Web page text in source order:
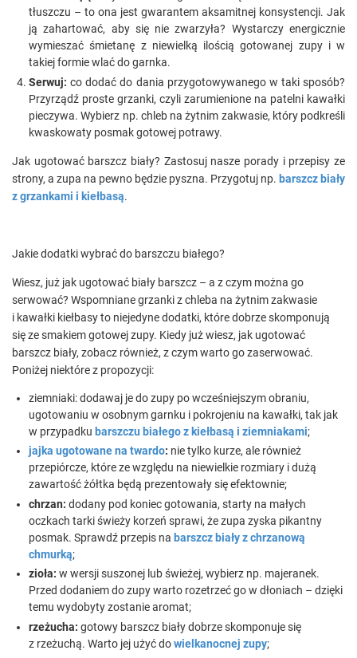
tłuszczu – to ona jest gwarantem aksamitnej konsystencji. Jak
ją zahartować, aby się nie zwarzyła? Wystarczy energicznie
wymieszać śmietanę z niewielką ilością gotowanej zupy i w
takiej formie wlać do garnka.
Serwuj: co dodać do dania przygotowywanego w taki sposób?
Przyrządź proste grzanki, czyli zarumienione na patelni kawałki
pieczywa. Wybierz np. chleb na żytnim zakwasie, który podkreśli
kwaskowaty posmak gotowej potrawy.
Jak ugotować barszcz biały? Zastosuj nasze porady i przepisy ze
strony, a zupa na pewno będzie pyszna. Przygotuj np. barszcz biały
z grzankami i kiełbasą.
Jakie dodatki wybrać do barszczu białego?
Wiesz, już jak ugotować biały barszcz – a z czym można go
serwować? Wspomniane grzanki z chleba na żytnim zakwasie
i kawałki kiełbasy to niejedyne dodatki, które dobrze skomponują
się ze smakiem gotowej zupy. Kiedy już wiesz, jak ugotować
barszcz biały, zobacz również, z czym warto go zaserwować.
Poniżej niektóre z propozycji:
ziemniaki: dodawaj je do zupy po wcześniejszym obraniu,
ugotowaniu w osobnym garnku i pokrojeniu na kawałki, tak jak
w przypadku barszczu białego z kiełbasą i ziemniakami;
jajka ugotowane na twardo: nie tylko kurze, ale również
przepiórcze, które ze względu na niewielkie rozmiary i dużą
zawartość żółtka będą prezentowały się efektownie;
chrzan: dodany pod koniec gotowania, starty na małych
oczkach tarki świeży korzeń sprawi, że zupa zyska pikantny
posmak. Sprawdź przepis na barszcz biały z chrzanową
chmurką;
zioła: w wersji suszonej lub świeżej, wybierz np. majeranek.
Przed dodaniem do zupy warto rozetrzeć go w dłoniach – dzięki
temu wydobyty zostanie aromat;
rzeżucha: gotowy barszcz biały dobrze skomponuje się
z rzeżuchą. Warto jej użyć dowielkanocnej zupy;